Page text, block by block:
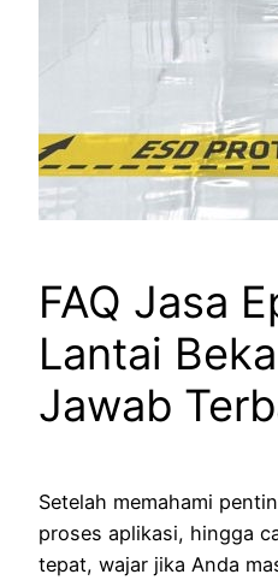
FAQ Jasa
Lantai
Jawab
Setelah memahami
proses aplikasi, hingga
tepat, wajar jika Anda